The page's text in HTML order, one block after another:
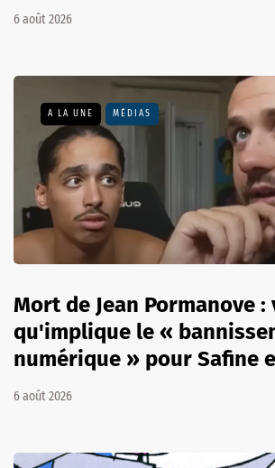
6 août 2026
A LA UNE MÉDIAS
Mort de Jean Pormanove :
qu'implique le «
numérique » pour Safine
6 août 2026